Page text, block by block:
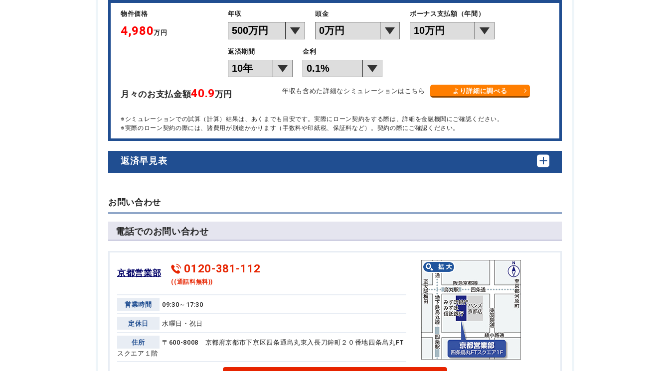
物件価格
4,980万円
年収 頭金 ボーナス支払額（年間）
返済期間 金利
月々のお支払金額40.9万円 年収も含めた詳細なシミュレーションはこちら より詳細に調べる
※シミュレーションでの試算（計算）結果は、あくまでも目安です。実際にローン契約をする際は、詳細を金融機関にご確認ください。
※実際のローン契約の際には、諸費用が別途かかります（手数料や印紙税、保証料など）。契約の際にご確認ください。
返済早見表
お問い合わせ
電話でのお問い合わせ
京都営業部 0120-381-112
((通話料無料))
営業時間 09:30～17:30
定休日 水曜日・祝日
住所 〒600-8008 京都府京都市下京区四条通烏丸東入長刀鉾町２０番地四条烏丸FT
スクエア１階